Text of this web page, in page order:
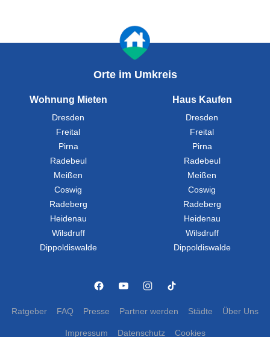
Orte im Umkreis
Wohnung Mieten
Dresden
Freital
Pirna
Radebeul
Meißen
Coswig
Radeberg
Heidenau
Wilsdruff
Dippoldiswalde
Haus Kaufen
Dresden
Freital
Pirna
Radebeul
Meißen
Coswig
Radeberg
Heidenau
Wilsdruff
Dippoldiswalde
Ratgeber FAQ Presse Partner werden Städte Über Uns
Impressum Datenschutz Cookies